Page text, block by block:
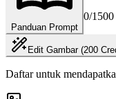
Panduan Prompt
0/1500
Edit Gambar (200
Daftar untuk